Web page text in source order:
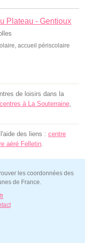
Plateau - Gentioux
accueil périscolaire
de loisirs dans la
centres à La Souterraine,
des liens : centre
aéré Felletin.
les coordonnées des
de France.